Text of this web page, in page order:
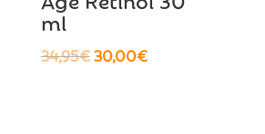
ml
34,95€El
30,00€El